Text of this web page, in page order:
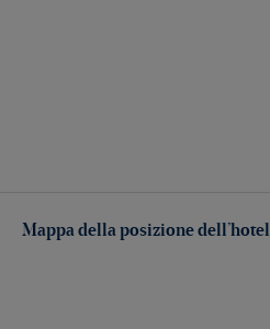
Mappa della posizione dell’hotel